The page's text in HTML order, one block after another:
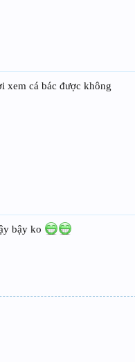
xem cá bác được không
bậy ko